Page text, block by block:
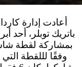
أعادت إدارة
باتريك توبلر، أحد